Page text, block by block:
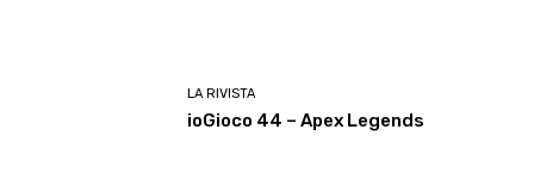
LA RIVISTA
ioGioco 44 – Apex Legends